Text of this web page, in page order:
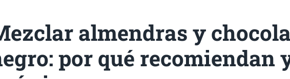
almendras y
por qué recomiendan